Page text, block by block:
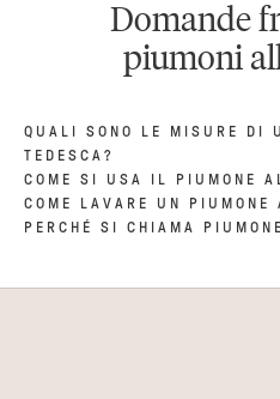
Domande
piumoni
QUALI SONO LE MISURE DI
TEDESCA?
COME SI USA IL PIUMONE
COME LAVARE UN PIUMONE
PERCHÉ SI CHIAMA